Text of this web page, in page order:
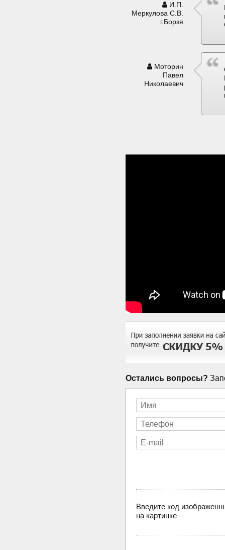
И.П.
Меркулова С.В.
г.Борзя
Моторин
Павел
Николаевич
Остались вопросы?
Введите код
на картинке